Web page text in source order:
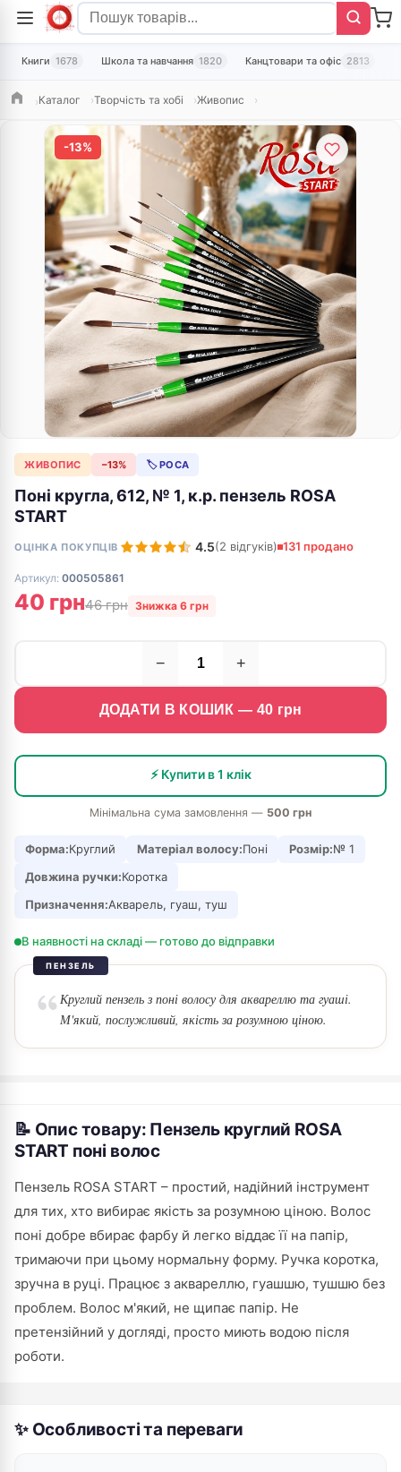
Книги 1678 Школа та навчання 1820 Канцтовари та офіс 2813
ГоловнаКаталог Творчість та хобі Живопис
-13%
ЖИВОПИС −13% 🏷 РОСА
Поні кругла, 612, № 1, к.р. пензель ROSA
START
ОЦІНКА ПОКУПЦІВ 4.5(2 відгуків) 131 продано
Артикул: 000505861
40 грн46 грн Знижка 6 грн
− +
ДОДАТИ В КОШИК — 40 грн
⚡ Купити в 1 клік
Мінімальна сума замовлення — 500 грн
Форма:Круглий Матеріал волосу:Поні Розмір:№ 1
Довжина ручки:Коротка
Призначення:Акварель, гуаш, туш
В наявності на складі — готово до відправки
ПЕНЗЕЛЬ
Круглий пензель з поні волосу для аквареллю та гуаші.
М'який, послужливий, якість за розумною ціною.
📝 Опис товару: Пензель круглий ROSA
START поні волос
Пензель ROSA START – простий, надійний інструмент
для тих, хто вибирає якість за розумною ціною. Волос
поні добре вбирає фарбу й легко віддає її на папір,
тримаючи при цьому нормальну форму. Ручка коротка,
зручна в руці. Працює з аквареллю, гуашшю, тушшю без
проблем. Волос м'який, не щипає папір. Не
претензійний у догляді, просто миють водою після
роботи.
✨ Особливості та переваги